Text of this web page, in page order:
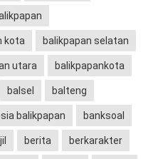
kota balikpapan selatan
utara balikpapankota
balsel balteng
balikpapan banksoal
berita berkarakter